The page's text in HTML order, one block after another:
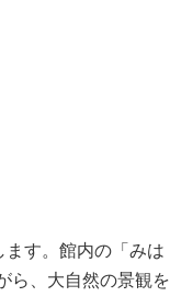
す。館内の「みは
ら、大自然の景観を